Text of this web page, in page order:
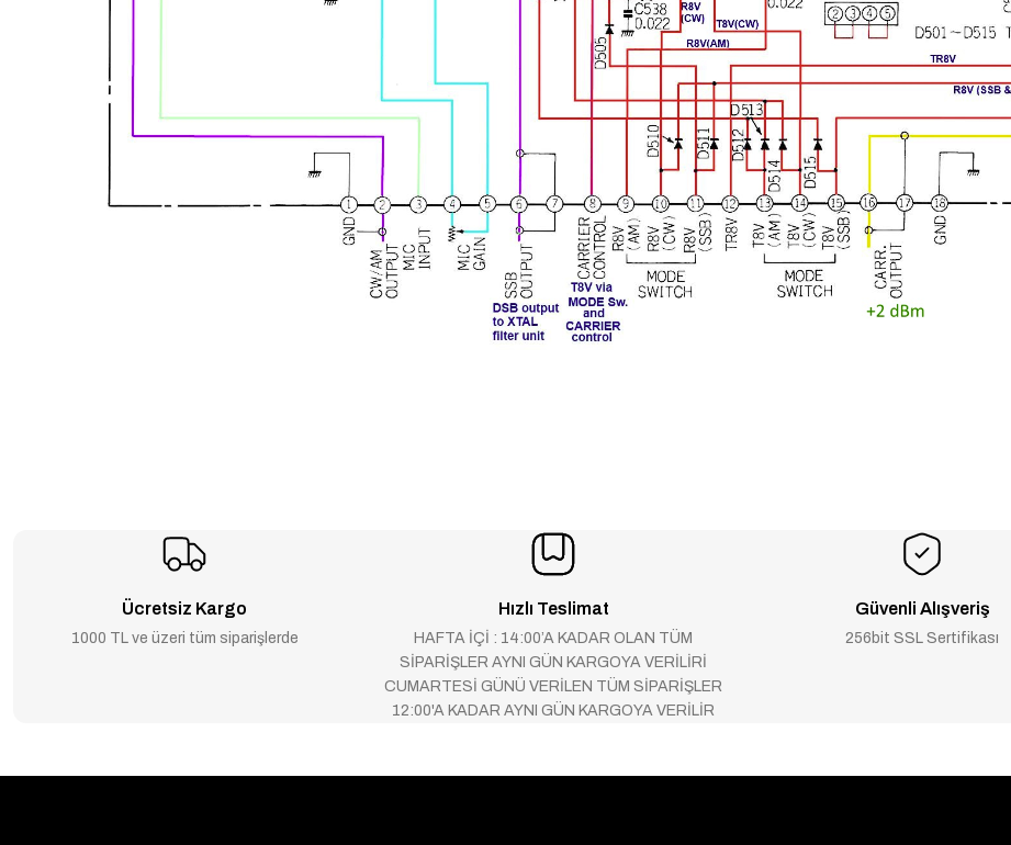
Ücretsiz Kargo
1000 TL ve üzeri tüm siparişlerde
Hızlı Teslimat
HAFTA İÇİ : 14:00’A KADAR OLAN TÜM
SİPARİŞLER AYNI GÜN KARGOYA VERİLİRİ
CUMARTESİ GÜNÜ VERİLEN TÜM SİPARİŞLER
12:00'A KADAR AYNI GÜN KARGOYA VERİLİR
Güvenli Alışveriş
256bit SSL Sertifikası